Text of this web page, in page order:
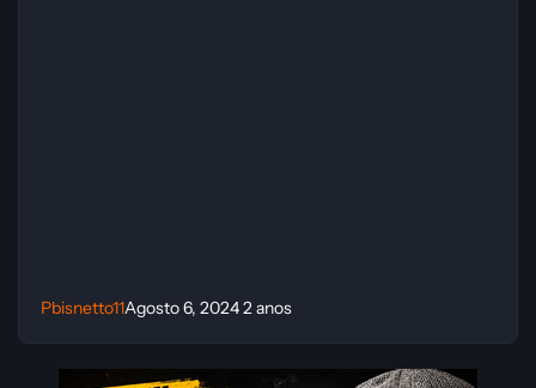
Pbisnetto11Agosto 6, 20242 anos